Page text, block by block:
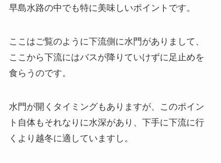
早島水路の中でも特に美味しいポイントです。
ここはご覧のように下流側に水門がありまして、
ここから下流にはバスが降りていけずに足止めを
食らうのです。
水門が開くタイミングもありますが、このポイン
ト自体もそれなりに水深があり、下手に下流に行
くより越冬に適していますし。